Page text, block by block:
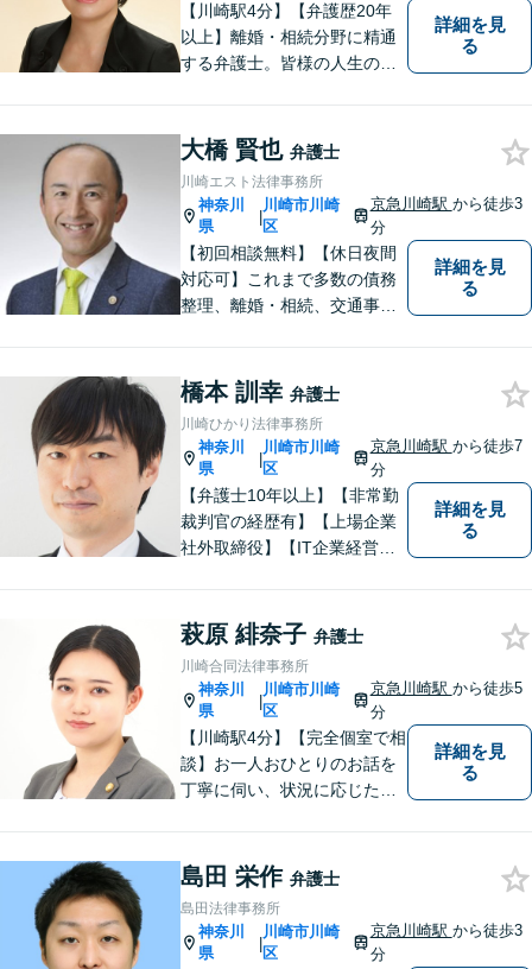
【川崎駅4分】【弁護歴20年
以上】離婚・相続分野に精通
する弁護士。皆様の人生の大
導けるよう尽力しています。
ご希望やご不安な点はお気軽
にご相談ください。【初回無
料相談】
詳細を見
る
大橋 賢也 弁護士
川崎エスト法律事務所
神奈川
県
|
川崎市川崎
区
京急川崎駅 から徒歩3
分
【初回相談無料】【休日夜間
対応可】これまで多数の債務
整理、離婚・相続、交通事
産管財人や成年後見人等、裁
判所から依頼を受ける事件も
多数経験しています。1人で悩
まずに、是非ご相談くださ
い。
詳細を見
る
橋本 訓幸 弁護士
川崎ひかり法律事務所
神奈川
県
|
川崎市川崎
区
京急川崎駅 から徒歩7
分
【弁護士10年以上】【非常勤
裁判官の経歴有】【上場企業
社外取締役】【IT企業経営】
婚問題は、財産分与や慰謝料
請求に強みあり。そのほか、
交通事故・借金・企業法務に
も幅広く対応【当日・休日・
夜間相談可】
詳細を見
る
萩原 緋奈子 弁護士
川崎合同法律事務所
神奈川
県
|
川崎市川崎
区
京急川崎駅 から徒歩5
分
【川崎駅4分】【完全個室で相
談】お一人おひとりのお話を
丁寧に伺い、状況に応じた解
これからの人生を諦めなくて
済むよう、精一杯お手伝いさ
せていただきます。【休日・
夜間面談可】
詳細を見
る
島田 栄作 弁護士
島田法律事務所
神奈川
県
|
川崎市川崎
区
京急川崎駅 から徒歩3
分